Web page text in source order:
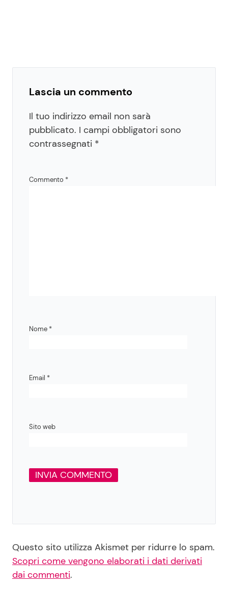
Lascia un commento
Il tuo indirizzo email non sarà
pubblicato. I campi obbligatori sono
contrassegnati *
Commento *
Nome *
Email *
Sito web
Questo sito utilizza Akismet per ridurre lo spam.
Scopri come vengono elaborati i dati derivati
dai commenti.